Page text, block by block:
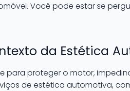
Você pode estar se
da Estética
para proteger o motor,
de estética automotiva,